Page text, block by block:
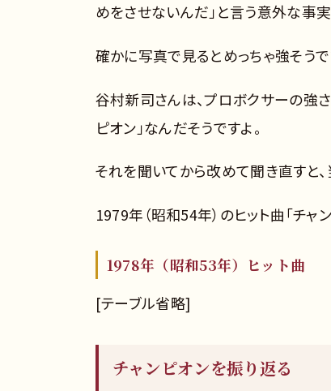
めをさせないんだ」と言う意外な事
確かに写真で見るとめっちゃ強そうで
谷村新司さんは、プロボクサーの強
ピオン」なんだそうですよ。
それを聞いてから改めて聞き直すと
1979年（昭和54年）のヒット曲「チャ
1978年（昭和53年）ヒット曲
[テーブル省略]
チャンピオンを振り返る